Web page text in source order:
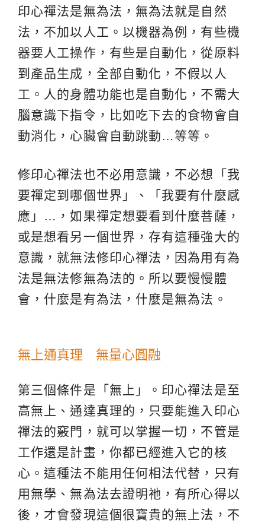
印心禪法是無為法，無為法就是自然
法，不加以人工。以機器為例，有些機
器要人工操作，有些是自動化，從原料
到產品生成，全部自動化，不假以人
工。人的身體功能也是自動化，不需大
腦意識下指令，比如吃下去的食物會自
動消化，心臟會自動跳動…等等。
修印心禪法也不必用意識，不必想「我
要禪定到哪個世界」、「我要有什麼感
應」…，如果禪定想要看到什麼菩薩，
或是想看另一個世界，存有這種強大的
意識，就無法修印心禪法，因為用有為
法是無法修無為法的。所以要慢慢體
會，什麼是有為法，什麼是無為法。
無上通真理 無量心圓融
第三個條件是「無上」。印心禪法是至
高無上、通達真理的，只要能進入印心
禪法的竅門，就可以掌握一切，不管是
工作還是計畫，你都已經進入它的核
心。這種法不能用任何相法代替，只有
用無學、無為法去證明祂，有所心得以
後，才會發現這個很寶貴的無上法，不